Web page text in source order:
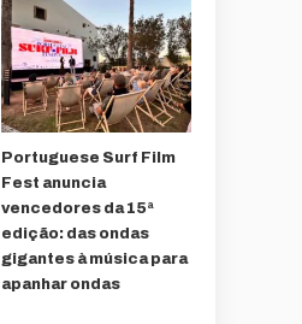
Portuguese Surf Film
Fest anuncia
vencedores da 15ª
edição: das ondas
gigantes à música para
apanhar ondas